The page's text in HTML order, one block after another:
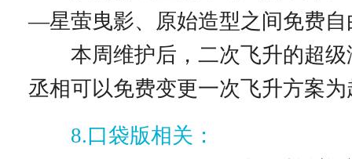
—星萤曳影、原始造型之间免费自
本周维护后，二次飞升的超级
丞相可以免费变更一次飞升方案
8.口袋版相关：